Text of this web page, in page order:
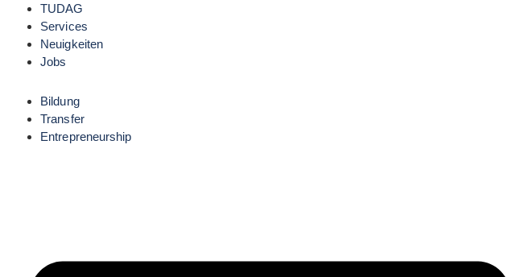
TUDAG
Services
Neuigkeiten
Jobs
Bildung
Transfer
Entrepreneurship